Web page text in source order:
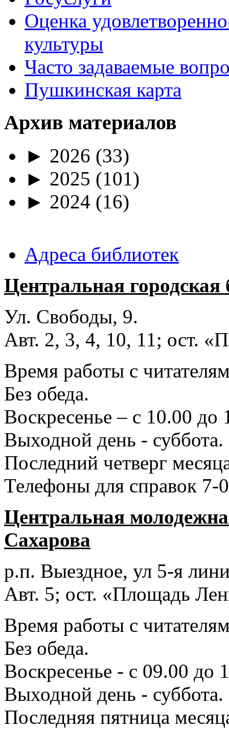
Оценка
культуры
Часто задаваемые
Пушкинская карта
Архив материалов
► 2026 (33)
► 2025 (101)
► 2024 (16)
Адреса библиотек
Центральная
Ул. Свободы, 9.
Авт. 2, 3, 4, 10, 11; ост.
Время работы с
Без обеда.
Воскресенье – с 10.00 до
Выходной день - суббота.
Последний четверг
Телефоны для справок 7-
Центральная
Сахарова
р.п. Выездное, ул 5-я
Авт. 5; ост. «Площадь
Время работы с
Без обеда.
Воскресенье - с 09.00 до
Выходной день - суббота.
Последняя пятница